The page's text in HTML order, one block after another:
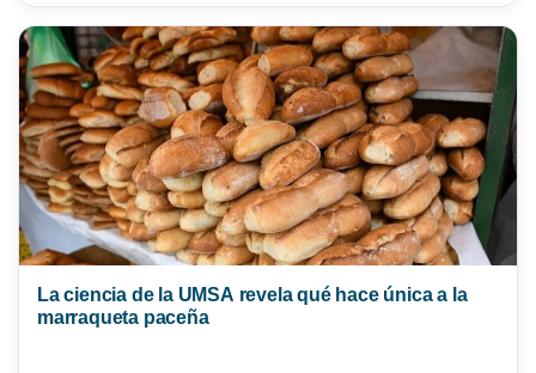
La ciencia de la UMSA revela qué hace única a la
marraqueta paceña